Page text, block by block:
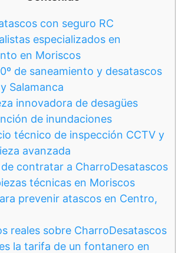
con seguro RC
especializados en
en Moriscos
de saneamiento y desatascos
Salamanca
innovadora de desagües
de inundaciones
técnico de inspección CCTV y
avanzada
contratar a CharroDesatascos
técnicas en Moriscos
prevenir atascos en Centro,
reales sobre CharroDesatascos
la tarifa de un fontanero en